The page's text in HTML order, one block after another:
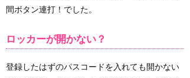
間ボタン連打！でした。
ロッカーが開かない？
登録したはずのパスコードを入れても開かない